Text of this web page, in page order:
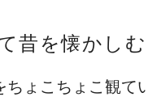
昔を懐かし
ょこちょこ観て